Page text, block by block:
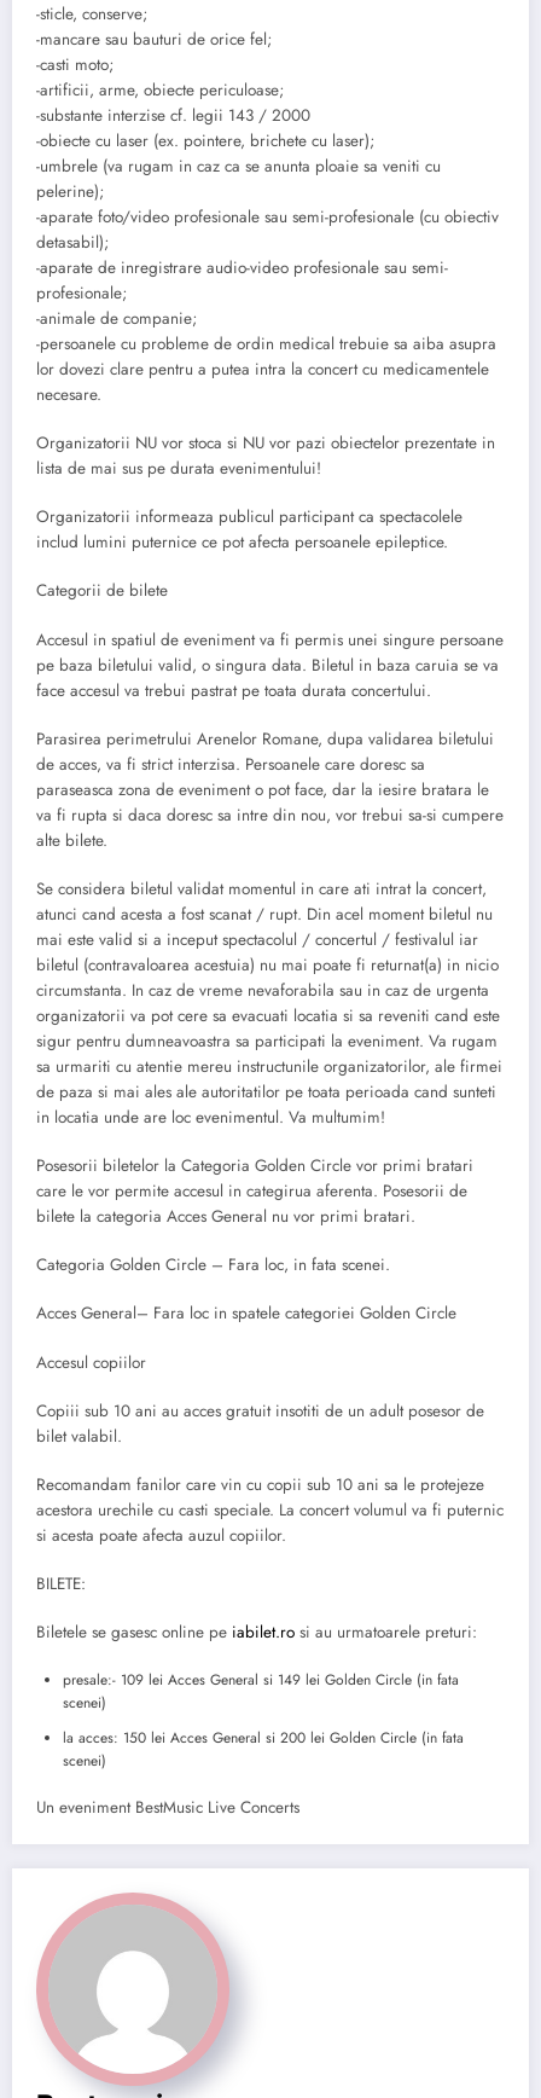
-sticle, conserve;
-mancare sau bauturi de orice fel;
-casti moto;
-artificii, arme, obiecte periculoase;
-substante interzise cf. legii 143 / 2000
-obiecte cu laser (ex. pointere, brichete cu laser);
-umbrele (va rugam in caz ca se anunta ploaie sa veniti cu
pelerine);
-aparate foto/video profesionale sau semi-profesionale (cu obiectiv
detasabil);
-aparate de inregistrare audio-video profesionale sau semi-
profesionale;
-animale de companie;
-persoanele cu probleme de ordin medical trebuie sa aiba asupra
lor dovezi clare pentru a putea intra la concert cu medicamentele
necesare.
Organizatorii NU vor stoca si NU vor pazi obiectelor prezentate in
lista de mai sus pe durata evenimentului!
Organizatorii informeaza publicul participant ca spectacolele
includ lumini puternice ce pot afecta persoanele epileptice.
Categorii de bilete
Accesul in spatiul de eveniment va fi permis unei singure persoane
pe baza biletului valid, o singura data. Biletul in baza caruia se va
face accesul va trebui pastrat pe toata durata concertului.
Parasirea perimetrului Arenelor Romane, dupa validarea biletului
de acces, va fi strict interzisa. Persoanele care doresc sa
paraseasca zona de eveniment o pot face, dar la iesire bratara le
va fi rupta si daca doresc sa intre din nou, vor trebui sa-si cumpere
alte bilete.
Se considera biletul validat momentul in care ati intrat la concert,
atunci cand acesta a fost scanat / rupt. Din acel moment biletul nu
mai este valid si a inceput spectacolul / concertul / festivalul iar
biletul (contravaloarea acestuia) nu mai poate fi returnat(a) in nicio
circumstanta. In caz de vreme nevaforabila sau in caz de urgenta
organizatorii va pot cere sa evacuati locatia si sa reveniti cand este
sigur pentru dumneavoastra sa participati la eveniment. Va rugam
sa urmariti cu atentie mereu instructunile organizatorilor, ale firmei
de paza si mai ales ale autoritatilor pe toata perioada cand sunteti
in locatia unde are loc evenimentul. Va multumim!
Posesorii biletelor la Categoria Golden Circle vor primi bratari
care le vor permite accesul in categirua aferenta. Posesorii de
bilete la categoria Acces General nu vor primi bratari.
Categoria Golden Circle – Fara loc, in fata scenei.
Acces General– Fara loc in spatele categoriei Golden Circle
Accesul copiilor
Copiii sub 10 ani au acces gratuit insotiti de un adult posesor de
bilet valabil.
Recomandam fanilor care vin cu copii sub 10 ani sa le protejeze
acestora urechile cu casti speciale. La concert volumul va fi puternic
si acesta poate afecta auzul copiilor.
BILETE:
Biletele se gasesc online pe iabilet.ro si au urmatoarele preturi:
presale:- 109 lei Acces General si 149 lei Golden Circle (in fata
scenei)
la acces: 150 lei Acces General si 200 lei Golden Circle (in fata
scenei)
Un eveniment BestMusic Live Concerts